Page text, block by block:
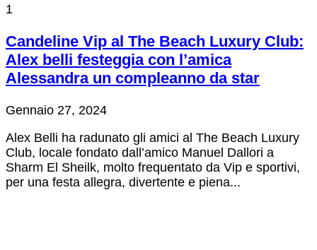
1
Candeline Vip al The Beach Luxury Club:
Alex belli festeggia con l’amica
Alessandra un compleanno da star
Gennaio 27, 2024
Alex Belli ha radunato gli amici al The Beach Luxury
Club, locale fondato dall’amico Manuel Dallori a
Sharm El Sheilk, molto frequentato da Vip e sportivi,
per una festa allegra, divertente e piena...